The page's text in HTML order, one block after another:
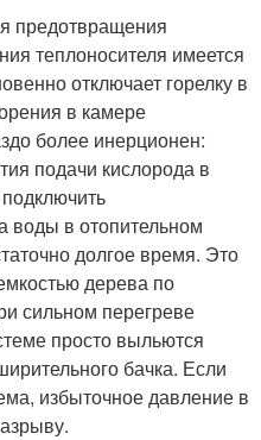
предотвращения
теплоносителя имеется
отключает горелку в
в камере
более инерционен:
подачи кислорода в
воды в отопительном
долгое время. Это
дерева по
сильном перегреве
просто выльются
бачка. Если
избыточное давление в